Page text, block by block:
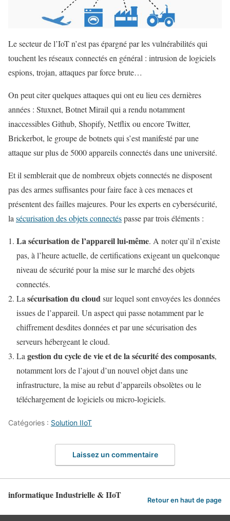
Le secteur de l’IoT n’est pas épargné par les vulnérabilités qui
touchent les réseaux connectés en général : intrusion de logiciels
espions, trojan, attaques par force brute…
On peut citer quelques attaques qui ont eu lieu ces dernières
années : Stuxnet, Botnet Mirail qui a rendu notamment
inaccessibles Github, Shopify, Netflix ou encore Twitter,
Brickerbot, le groupe de botnets qui s’est manifesté par une
attaque sur plus de 5000 appareils connectés dans une université.
Et il semblerait que de nombreux objets connectés ne disposent
pas des armes suffisantes pour faire face à ces menaces et
présentent des failles majeures. Pour les experts en cybersécurité,
la sécurisation des objets connectéspasse par trois éléments :
La sécurisation de l’appareil lui-même. A noter qu’il n’existe
pas, à l’heure actuelle, de certifications exigeant un quelconque
niveau de sécurité pour la mise sur le marché des objets
connectés.
La sécurisation du cloudsur lequel sont envoyées les données
issues de l’appareil. Un aspect qui passe notamment par le
chiffrement desdites données et par une sécurisation des
serveurs hébergeant le cloud.
La gestion du cycle de vie et de la sécurité des composants,
notamment lors de l’ajout d’un nouvel objet dans une
infrastructure, la mise au rebut d’appareils obsolètes ou le
téléchargement de logiciels ou micro-logiciels.
Catégories : Solution IIoT
Laissez un commentaire
informatique Industrielle & IIoT Retour en haut de page